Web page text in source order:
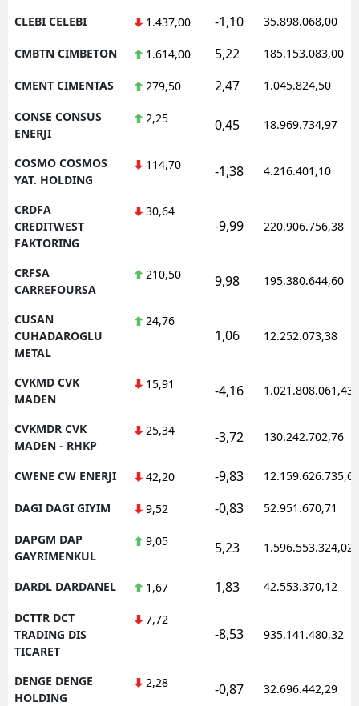
CLEBI CELEBI 1.437,00 -1,10 35.898.068,00
CMBTN CIMBETON 1.614,00 5,22 185.153.083,00
CMENT CIMENTAS 279,50 2,47 1.045.824,50
CONSE CONSUS
ENERJI
2,25 0,45 18.969.734,97
COSMO COSMOS
YAT. HOLDING
114,70 -1,38 4.216.401,10
CRDFA
CREDITWEST
FAKTORING
30,64
-9,99 220.906.756,38
CRFSA
CARREFOURSA
210,50 9,98 195.380.644,60
CUSAN
CUHADAROGLU
METAL
24,76
1,06 12.252.073,38
CVKMD CVK
MADEN
15,91 -4,16 1.021.808.061,43
CVKMDR CVK
MADEN - RHKP
25,34 -3,72 130.242.702,76
CWENE CW ENERJI 42,20 -9,83 12.159.626.735,62
DAGI DAGI GIYIM 9,52 -0,83 52.951.670,71
DAPGM DAP
GAYRIMENKUL
9,05 5,23 1.596.553.324,02
DARDL DARDANEL 1,67 1,83 42.553.370,12
DCTTR DCT
TRADING DIS
TICARET
7,72
-8,53 935.141.480,32
DENGE DENGE
HOLDING
2,28 -0,87 32.696.442,29